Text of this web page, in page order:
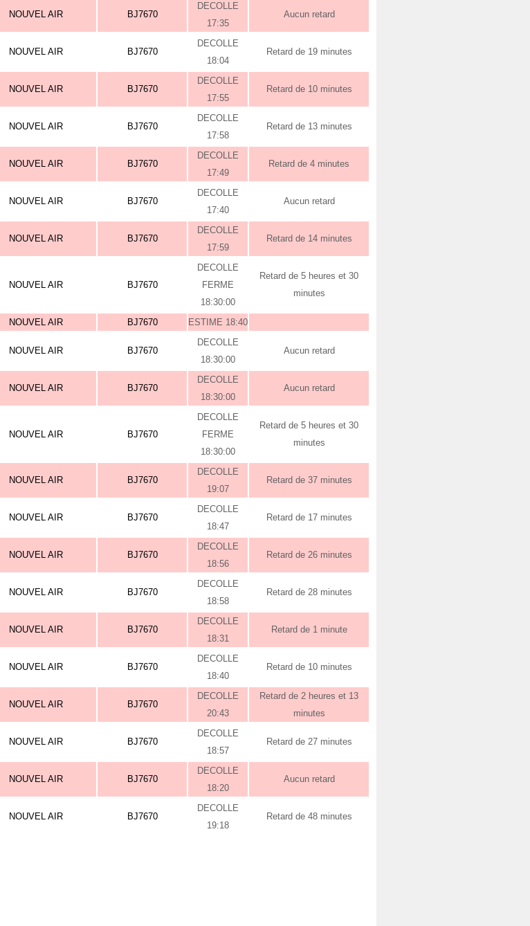
NOUVEL AIR BJ7670
DECOLLE
17:35
Aucun retard
NOUVEL AIR BJ7670
DECOLLE
18:04
Retard de 19 minutes
NOUVEL AIR BJ7670
DECOLLE
17:55
Retard de 10 minutes
NOUVEL AIR BJ7670
DECOLLE
17:58
Retard de 13 minutes
NOUVEL AIR BJ7670
DECOLLE
17:49
Retard de 4 minutes
NOUVEL AIR BJ7670
DECOLLE
17:40
Aucun retard
NOUVEL AIR BJ7670
DECOLLE
17:59
Retard de 14 minutes
NOUVEL AIR BJ7670
DECOLLE
FERME
18:30:00
Retard de 5 heures et 30
minutes
NOUVEL AIR BJ7670 ESTIME 18:40
NOUVEL AIR BJ7670
DECOLLE
18:30:00
Aucun retard
NOUVEL AIR BJ7670
DECOLLE
18:30:00
Aucun retard
NOUVEL AIR BJ7670
DECOLLE
FERME
18:30:00
Retard de 5 heures et 30
minutes
NOUVEL AIR BJ7670
DECOLLE
19:07
Retard de 37 minutes
NOUVEL AIR BJ7670
DECOLLE
18:47
Retard de 17 minutes
NOUVEL AIR BJ7670
DECOLLE
18:56
Retard de 26 minutes
NOUVEL AIR BJ7670
DECOLLE
18:58
Retard de 28 minutes
NOUVEL AIR BJ7670
DECOLLE
18:31
Retard de 1 minute
NOUVEL AIR BJ7670
DECOLLE
18:40
Retard de 10 minutes
NOUVEL AIR BJ7670
DECOLLE
20:43
Retard de 2 heures et 13
minutes
NOUVEL AIR BJ7670
DECOLLE
18:57
Retard de 27 minutes
NOUVEL AIR BJ7670
DECOLLE
18:20
Aucun retard
NOUVEL AIR BJ7670
DECOLLE
19:18
Retard de 48 minutes